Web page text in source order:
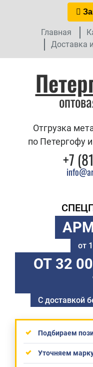
Главная
Доставка
Отгрузка
по Петергофу
+7
от
ОТ 32
С доставкой
Подбираем
Уточняем